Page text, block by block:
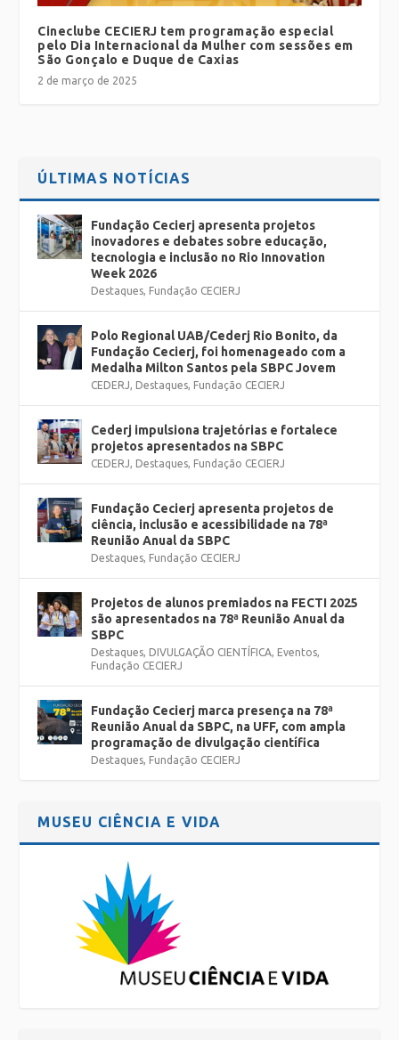
Cineclube CECIERJ tem programação especial
pelo Dia Internacional da Mulher com sessões em
São Gonçalo e Duque de Caxias
2 de março de 2025
ÚLTIMAS NOTÍCIAS
Fundação Cecierj apresenta projetos
inovadores e debates sobre educação,
tecnologia e inclusão no Rio Innovation
Week 2026
Destaques, Fundação CECIERJ
Polo Regional UAB/Cederj Rio Bonito, da
Fundação Cecierj, foi homenageado com a
Medalha Milton Santos pela SBPC Jovem
CEDERJ, Destaques, Fundação CECIERJ
Cederj impulsiona trajetórias e fortalece
projetos apresentados na SBPC
CEDERJ, Destaques, Fundação CECIERJ
Fundação Cecierj apresenta projetos de
ciência, inclusão e acessibilidade na 78ª
Reunião Anual da SBPC
Destaques, Fundação CECIERJ
Projetos de alunos premiados na FECTI 2025
são apresentados na 78ª Reunião Anual da
SBPC
Destaques, DIVULGAÇÃO CIENTÍFICA, Eventos,
Fundação CECIERJ
Fundação Cecierj marca presença na 78ª
Reunião Anual da SBPC, na UFF, com ampla
programação de divulgação científica
Destaques, Fundação CECIERJ
MUSEU CIÊNCIA E VIDA